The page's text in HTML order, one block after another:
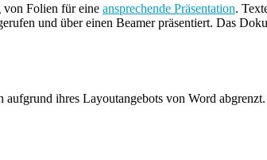
von Folien für eine ansprechende Präsentation.
und über einen Beamer präsentiert. Das
ihres Layoutangebots von Word